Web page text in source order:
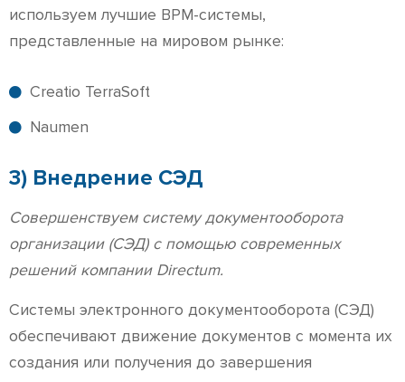
используем лучшие BPM-системы,
представленные на мировом рынке:
Creatio TerraSoft
Naumen
3) Внедрение СЭД
Совершенствуем систему документооборота
организации (СЭД) с помощью современных
решений компании Directum.
Системы электронного документооборота (СЭД)
обеспечивают движение документов с момента их
создания или получения до завершения